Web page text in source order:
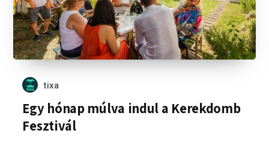
tixa
Egy hónap múlva indul a Kerekdomb
Fesztivál